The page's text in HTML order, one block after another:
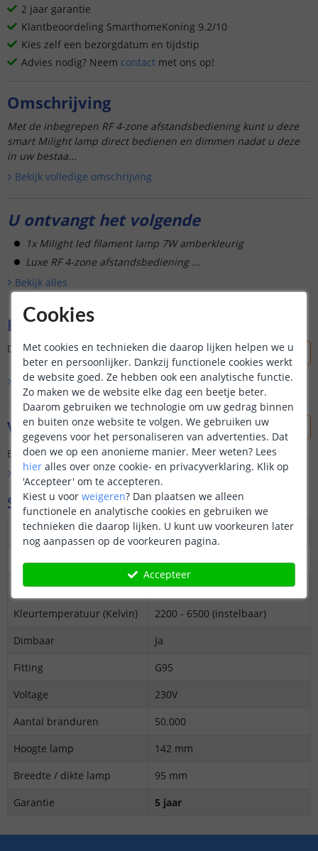
2 jaar garantie
Klantbeoordeling SmarthomeKoning 9.2/10
Kies zelf een bezorgdatum en tijdstip
Advies nodig? Neem contact met ons op!
Omschrijving
Met de inbegrepen RF 4-zone afstandsbediening kunt u deze
smart Milight lamp direct bedienen en dimmen nadat u deze
in uw bestaa...
Bekijk volledige omschrijving
U ontvangt het volgende
1x Milight led filament lamp 7W amberkleurig
Luxe RF 4-zone afstandsbediening ...
Bekijk alles
Reviews
Dit product is nog niet beoordeeld door onze klanten.
Bekijk alle 0 reviews
Vraag & antwoord
Er is nog geen vraag gesteld over dit product.
Bekijk alle Vraag & antwoord
Specificaties
Kleur
Dual White: warm en koud wit
Vergelijkbaar met
Gloeilamp 50 watt
Kleurtemperatuur (Kelvin)
2200 - 6500 (instelbaar)
Dimbaar
Ja
Fitting
G95
Voltage
230V
Aantal branduren
50.000
Hoogte lamp
142 mm
Breedte / dikte lamp
95 mm
Garantie
5 jaar
Cookies
Met cookies en technieken die daarop lijken helpen we u
beter en persoonlijker. Dankzij functionele cookies werkt
de website goed. Ze hebben ook een analytische functie.
Zo maken we de website elke dag een beetje beter.
Daarom gebruiken we technologie om uw gedrag binnen
en buiten onze website te volgen. We gebruiken uw
gegevens voor het personaliseren van advertenties. Dat
doen we op een anonieme manier. Meer weten? Lees
hier alles over onze cookie- en privacyverklaring. Klik op
'Accepteer' om te accepteren.
Kiest u voor weigeren? Dan plaatsen we alleen
functionele en analytische cookies en gebruiken we
technieken die daarop lijken. U kunt uw voorkeuren later
nog aanpassen op de voorkeuren pagina.
Accepteer